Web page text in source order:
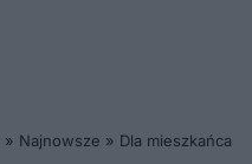
» Najnowsze » Dla mieszkańca